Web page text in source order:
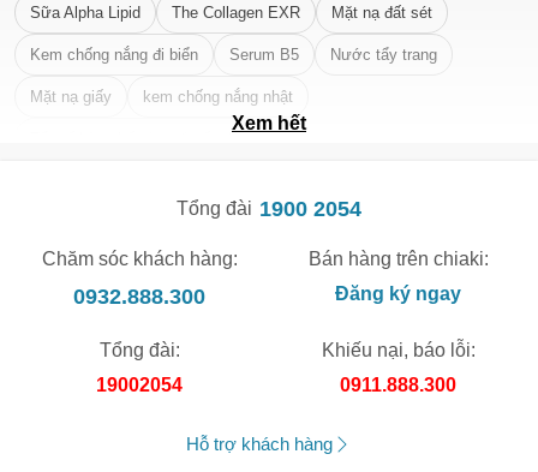
Sữa Alpha Lipid The Collagen EXR Mặt nạ đất sét
Kem chống nắng đi biển Serum B5 Nước tẩy trang
Mặt nạ giấy kem chống nắng nhật
Xem hết
Tổng đài 1900 2054
Chăm sóc khách hàng:
0932.888.300
Bán hàng trên chiaki:
Đăng ký ngay
Tổng đài:
19002054
Khiếu nại, báo lỗi:
0911.888.300
Hỗ trợ khách hàng